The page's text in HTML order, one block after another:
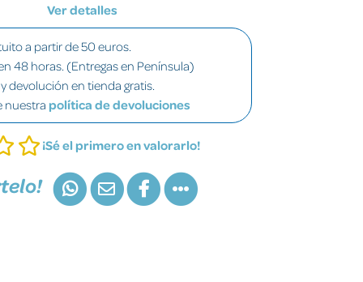
Ver detalles
a partir de 50 euros.
48 horas. (Entregas en Península)
devolución en tienda gratis.
nuestra política de devoluciones
¡Sé el primero en valorarlo!